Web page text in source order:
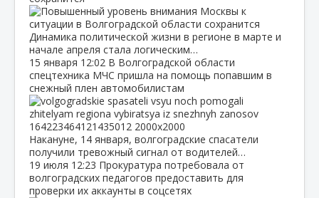
Динамика политической жизни в регионе в марте и
начале апреля стала логическим…
15 января 12:02 В Волгоградской области
спецтехника МЧС пришла на помощь попавшим в
снежный плен автомобилистам
Накануне, 14 января, волгоградские спасатели
получили тревожный сигнал от водителей…
19 июля 12:23 Прокуратура потребовала от
волгоградских педагогов предоставить для
проверки их аккаунты в соцсетях